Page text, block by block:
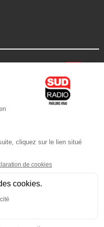
/ Pierre Olivier